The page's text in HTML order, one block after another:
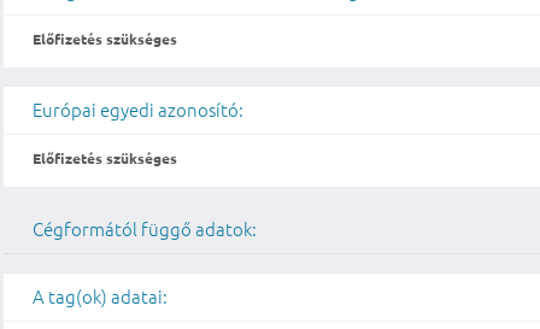
Előfizetés szükséges
Európai egyedi azonosító:
Előfizetés szükséges
Cégformától függő adatok:
A tag(ok) adatai: